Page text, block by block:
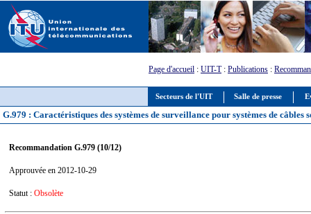
Secteurs de l'UIT Salle de presse
Page d'accueil : UIT-T: Publications :
G.979 : Caractéristiques des systèmes de surveillance pour systèmes de câbles
Recommandation G.979 (10/12)
Approuvée en 2012-10-29
Statut : Obsolète